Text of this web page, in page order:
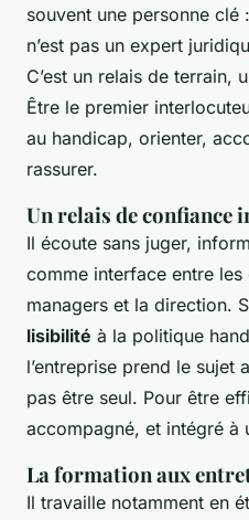
souvent une personne
n’est pas un expert
C’est un relais de terrain,
Être le premier
au handicap, orienter,
rassurer.
Un relais de confiance
Il écoute sans juger,
comme interface entre
managers et la direction.
lisibilité à la politique
l’entreprise prend le sujet
pas être seul. Pour être
accompagné, et intégré à
La formation aux
Il travaille notamment en